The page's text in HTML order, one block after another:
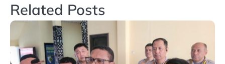
Related Posts